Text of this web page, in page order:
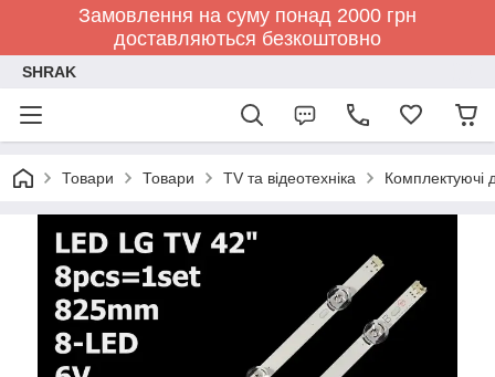
Замовлення на суму понад 2000 грн
доставляються безкоштовно
SHRAK
Товари Товари TV та відеотехніка Комплектуючі